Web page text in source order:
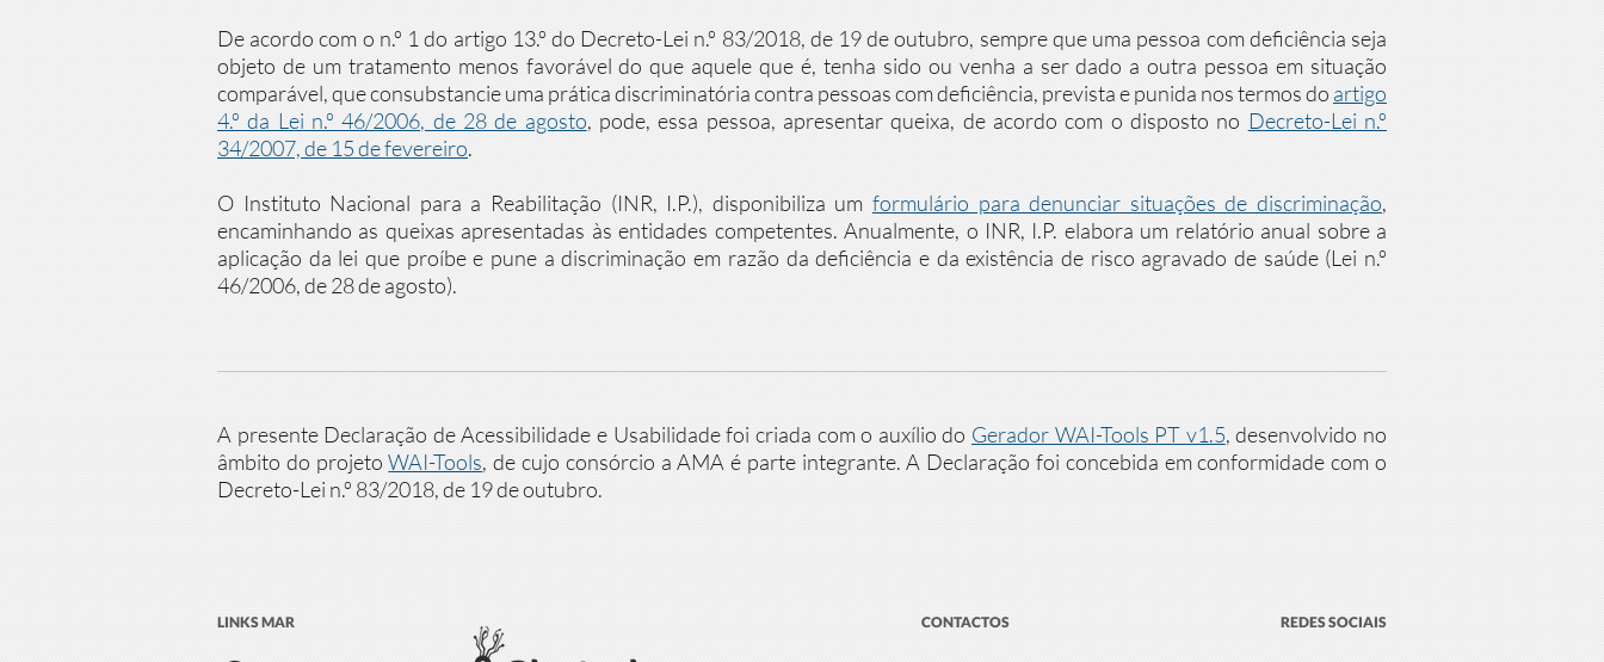
De acordo com o n.º 1 do artigo 13.º do Decreto-Lei n.º 83/2018, de 19 de outubro, sempre que uma pessoa com deficiência seja
objeto de um tratamento menos favorável do que aquele que é, tenha sido ou venha a ser dado a outra pessoa em situação
comparável, que consubstancie uma prática discriminatória contra pessoas com deficiência, prevista e punida nos termos do artigo
4.º da Lei n.º 46/2006, de 28 de agosto, pode, essa pessoa, apresentar queixa, de acordo com o disposto no Decreto-Lei n.º
34/2007, de 15 de fevereiro.
O Instituto Nacional para a Reabilitação (INR, I.P.), disponibiliza um formulário para denunciar situações de discriminação,
encaminhando as queixas apresentadas às entidades competentes. Anualmente, o INR, I.P. elabora um relatório anual sobre a
aplicação da lei que proíbe e pune a discriminação em razão da deficiência e da existência de risco agravado de saúde (Lei n.º
46/2006, de 28 de agosto).
A presente Declaração de Acessibilidade e Usabilidade foi criada com o auxílio do Gerador WAI-Tools PT v1.5, desenvolvido no
âmbito do projetoWAI-Tools, de cujo consórcio a AMA é parte integrante. A Declaração foi concebida em conformidade com o
Decreto-Lei n.º 83/2018, de 19 de outubro.
LINKS MAR CONTACTOS REDES SOCIAIS